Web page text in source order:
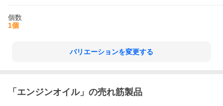
個数
1個
バリエーションを変更する
「 エンジンオイル」の売れ筋製品